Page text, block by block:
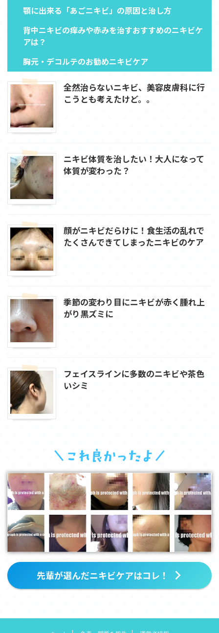
顎に出来る「あごニキビ」の原因と治し方
背中ニキビの痒みや赤みを治すおすすめのニキビケ
アは？
胸元・デコルテのお勧めニキビケア
全然治らないニキビ、美容皮膚科に行
こうとも考えたけど。。
ニキビ体質を治したい！大人になって
体質が変わった？
顔がニキビだらけに！食生活の乱れで
たくさんできてしまったニキビのケア
季節の変わり目にニキビが赤く腫れ上
がり黒ズミに
フェイスラインに多数のニキビや茶色
いシミ
先輩が選んだニキビケアはコレ！